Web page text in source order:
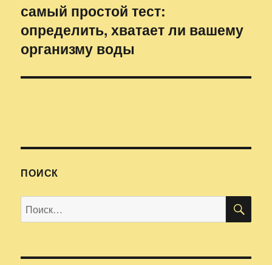
Следующая
запись:
самый простой тест:
определить, хватает ли вашему
организму воды
ПОИСК
Искать: